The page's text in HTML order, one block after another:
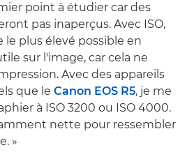
point à étudier car des
pas inaperçus. Avec ISO,
le plus élevé possible en
sur l'image, car cela ne
Avec des appareils
que le Canon EOS R5, je me
à ISO 3200 ou ISO 4000.
nette pour ressembler
»